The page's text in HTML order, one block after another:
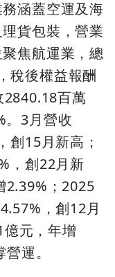
涵蓋空運及海
貨包裝，營業
焦航運業，總
稅後權益報酬
百萬
。3月營收
創15月新高；
，創22月新
2.39%；2025
，創12月
元，年增
運。